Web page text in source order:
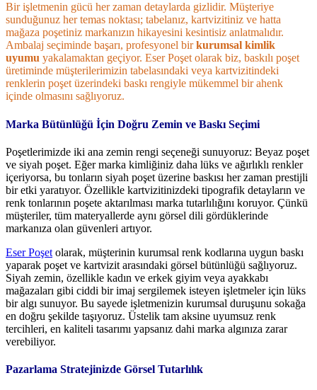
Bir işletmenin gücü her zaman detaylarda gizlidir. Müşteriye
sunduğunuz her temas noktası; tabelanız, kartvizitiniz ve hatta
mağaza poşetiniz markanızın hikayesini kesintisiz anlatmalıdır.
Ambalaj seçiminde başarı, profesyonel birkurumsal kimlik
uyumu yakalamaktan geçiyor. Eser Poşet olarak biz, baskılı poşet
üretiminde müşterilerimizin tabelasındaki veya kartvizitindeki
renklerin poşet üzerindeki baskı rengiyle mükemmel bir ahenk
içinde olmasını sağlıyoruz.
Marka Bütünlüğü İçin Doğru Zemin ve Baskı Seçimi
Poşetlerimizde iki ana zemin rengi seçeneği sunuyoruz: Beyaz poşet
ve siyah poşet. Eğer marka kimliğiniz daha lüks ve ağırlıklı renkler
içeriyorsa, bu tonların siyah poşet üzerine baskısı her zaman prestijli
bir etki yaratıyor. Özellikle kartvizitinizdeki tipografik detayların ve
renk tonlarının poşete aktarılması marka tutarlılığını koruyor. Çünkü
müşteriler, tüm materyallerde aynı görsel dili gördüklerinde
markanıza olan güvenleri artıyor.
Eser Poşet olarak, müşterinin kurumsal renk kodlarına uygun baskı
yaparak poşet ve kartvizit arasındaki görsel bütünlüğü sağlıyoruz.
Siyah zemin, özellikle kadın ve erkek giyim veya ayakkabı
mağazaları gibi ciddi bir imaj sergilemek isteyen işletmeler için lüks
bir algı sunuyor. Bu sayede işletmenizin kurumsal duruşunu sokağa
en doğru şekilde taşıyoruz. Üstelik tam aksine uyumsuz renk
tercihleri, en kaliteli tasarımı yapsanız dahi marka algınıza zarar
verebiliyor.
Pazarlama Stratejinizde Görsel Tutarlılık